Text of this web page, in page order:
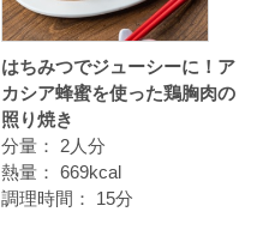
はちみつでジューシーに！ア
カシア蜂蜜を使った鶏胸肉の
照り焼き
分量：
2人分
熱量： 669kcal
調理時間：
15分